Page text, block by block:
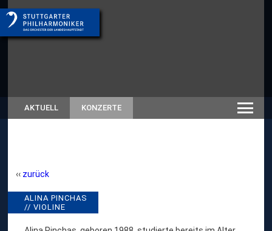
AKTUELL KONZERTE
zurück
A
L
ALINA PINCHAS
// VIOLINE